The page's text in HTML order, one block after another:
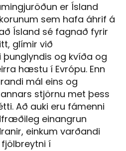
er Ísland
sem hafa áhrif á
Ísland sé fagnað fyrir
glímir við
og kvíða og
hæstu í Evrópu. Enn
mál eins og
stjörnu met þess
Að auki eru fámenni
einangrun
einkum varðandi
í